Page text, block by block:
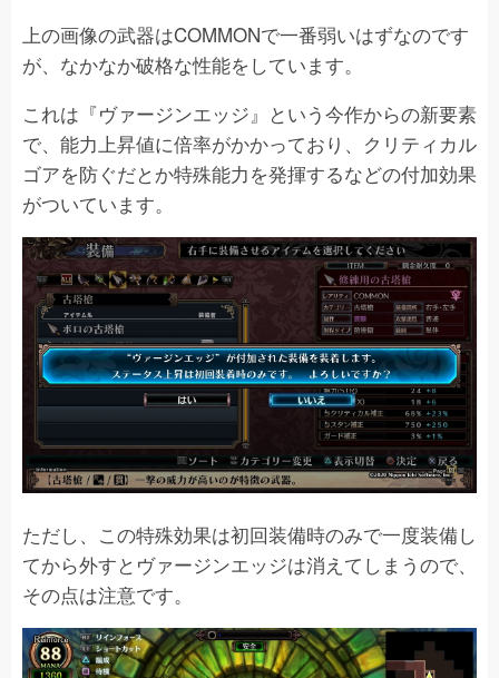
上の画像の武器はCOMMONで一番弱いはずなのです
が、なかなか破格な性能をしています。
これは『ヴァージンエッジ』という今作からの新要素
で、能力上昇値に倍率がかかっており、クリティカル
ゴアを防ぐだとか特殊能力を発揮するなどの付加効果
がついています。
ただし、この特殊効果は初回装備時のみで一度装備し
てから外すとヴァージンエッジは消えてしまうので、
その点は注意です。